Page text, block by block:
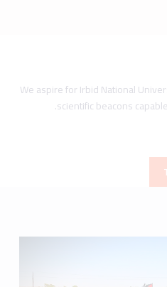
We aspire for Irbid National
scientific beacons